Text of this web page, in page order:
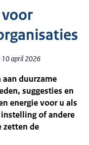
10 april 2026
duurzame
suggesties en
energie voor u als
of andere
zetten de